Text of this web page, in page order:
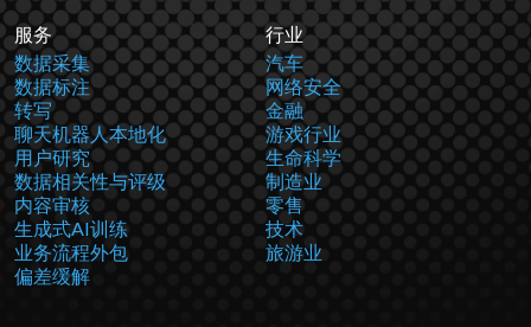
服务
数据采集
数据标注
转写
聊天机器人本地化
用户研究
数据相关性与评级
内容审核
生成式AI训练
业务流程外包
偏差缓解
行业
汽车
网络安全
金融
游戏行业
生命科学
制造业
零售
技术
旅游业